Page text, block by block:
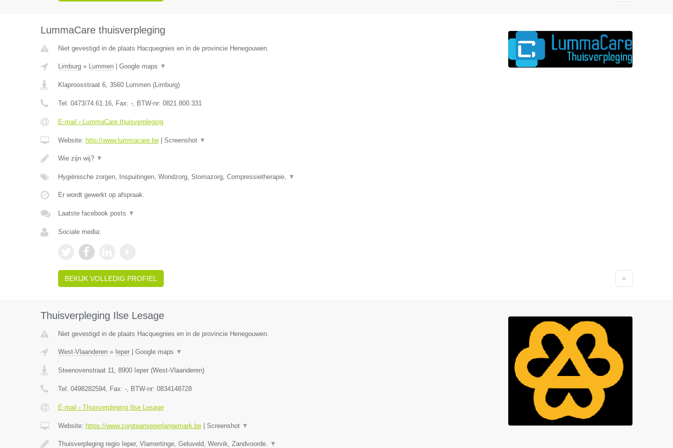
LummaCare thuisverpleging
Niet gevestigd in de plaats Hacquegnies en in de provincie Henegouwen.
Limburg» Lummen| Google maps ▼
Klaproosstraat 6, 3560 Lummen(Limburg)
Tel: 0473/74.61.16, Fax: -, BTW-nr: 0821.800.331
E-mail › LummaCare thuisverpleging
Website: http://www.lummacare.be| Screenshot ▼
Wie zijn wij? ▼
Hygiënische zorgen, Inspuitingen, Wondzorg, Stomazorg, Compressietherapie, ▼
Er wordt gewerkt op afspraak.
Laatste facebook posts ▼
Sociale media:
BEKIJK VOLLEDIG PROFIEL
Thuisverpleging Ilse Lesage
Niet gevestigd in de plaats Hacquegnies en in de provincie Henegouwen.
West-Vlaanderen» Ieper| Google maps ▼
Steenovenstraat 11, 8900 Ieper(West-Vlaanderen)
Tel: 0498282594, Fax: -, BTW-nr: 0834148728
E-mail › Thuisverpleging Ilse Lesage
Website: https://www.zorgteamieperlangemark.be| Screenshot ▼
Thuisverpleging regio Ieper, Vlamertinge, Geluveld, Wervik, Zandvoorde. ▼